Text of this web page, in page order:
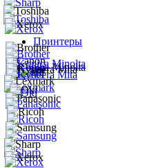
Принтеры